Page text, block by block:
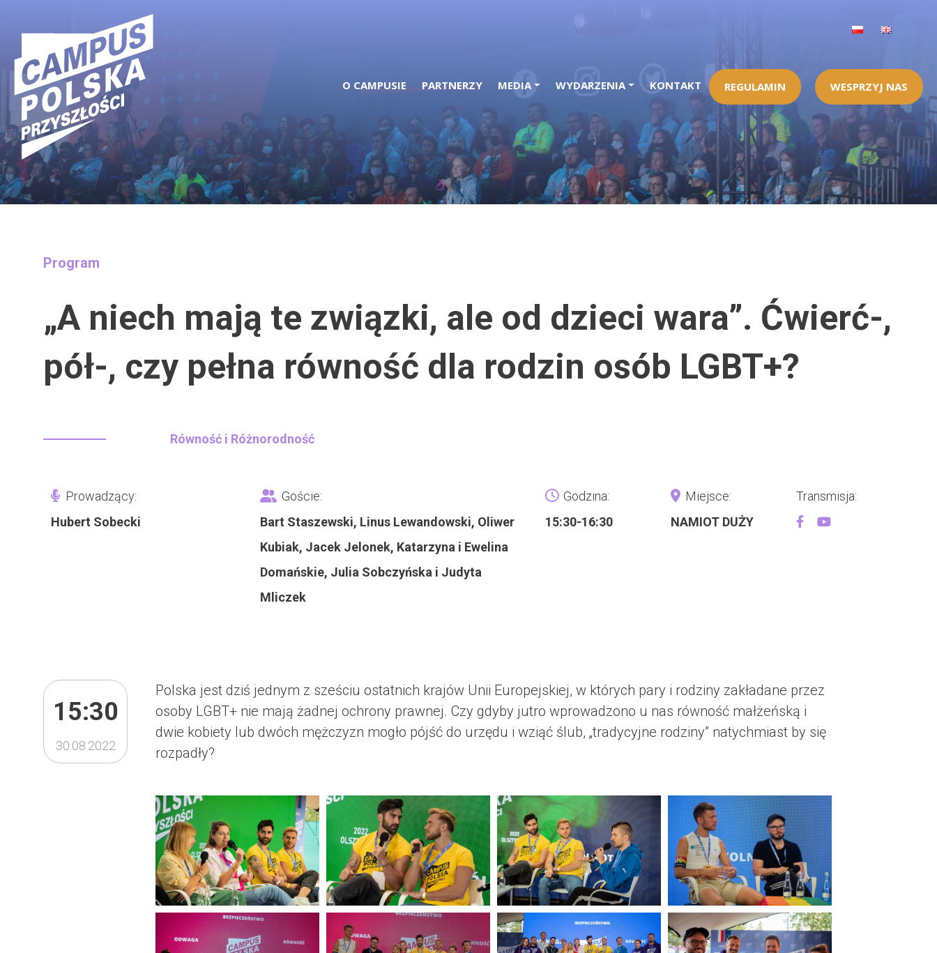
Main Navigation
O CAMPUSIE PARTNERZY MEDIA WYDARZENIA KONTAKT REGULAMIN WESPRZYJ NAS
Program
„A niech mają te związki, ale od dzieci wara”. Ćwierć-,
pół-, czy pełna równość dla rodzin osób LGBT+?
Równość i Różnorodność
Prowadzący:
Hubert Sobecki
Goście:
Bart Staszewski, Linus Lewandowski, Oliwer
Kubiak, Jacek Jelonek, Katarzyna i Ewelina
Domańskie, Julia Sobczyńska i Judyta
Mliczek
Godzina:
15:30-16:30
Miejsce:
NAMIOT DUŻY
Transmisja:
15:30
30.08.2022
Polska jest dziś jednym z sześciu ostatnich krajów Unii Europejskiej, w których pary i rodziny zakładane przez
osoby LGBT+ nie mają żadnej ochrony prawnej. Czy gdyby jutro wprowadzono u nas równość małżeńską i
dwie kobiety lub dwóch mężczyzn mogło pójść do urzędu i wziąć ślub, „tradycyjne rodziny” natychmiast by się
rozpadły?